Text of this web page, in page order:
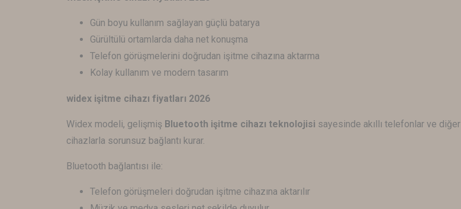
Gün boyu kullanım sağlayan güçlü batarya
Gürültülü ortamlarda daha net konuşma
Telefon görüşmelerini doğrudan işitme cihazına aktarma
Kolay kullanım ve modern tasarım
widex işitme cihazı fiyatları 2026
Widex modeli, gelişmiş Bluetooth işitme cihazı teknolojisi sayesinde akıllı telefonlar ve diğer
cihazlarla sorunsuz bağlantı kurar.
Bluetooth bağlantısı ile:
Telefon görüşmeleri doğrudan işitme cihazına aktarılır